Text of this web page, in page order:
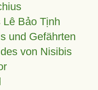
Lê Bảo Tịnh
und Gefährten
von Nisibis